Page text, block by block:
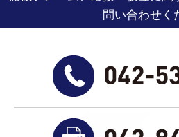
問い合わせく